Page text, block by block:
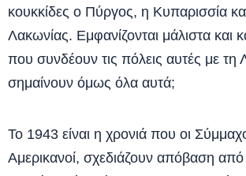
κουκκίδες ο Πύργος, η Κυπαρισσία
Λακωνίας. Εμφανίζονται μάλιστα και
που συνδέουν τις πόλεις αυτές με τη
σημαίνουν όμως όλα αυτά;
Το 1943 είναι η χρονιά που οι
Αμερικανοί, σχεδιάζουν απόβαση